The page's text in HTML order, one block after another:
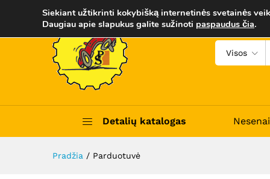
Visos
Detalių katalogas
Pradžia / Parduotuvė
Siekiant užtikrinti kokybišką internetinės svetainės
Daugiau apie slapukus galite sužinoti paspaudus čia.